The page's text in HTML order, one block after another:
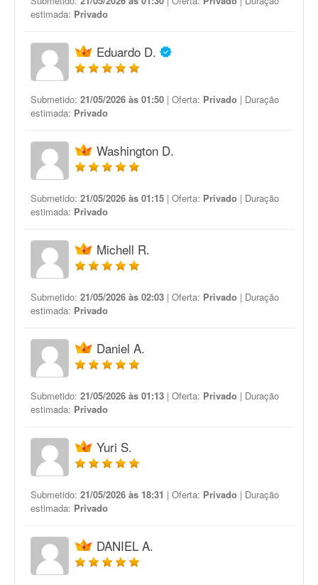
estimada: Privado
Eduardo D.
Submetido: 21/05/2026 às 01:50 | Oferta: Privado | Duração
estimada: Privado
Washington D.
Submetido: 21/05/2026 às 01:15 | Oferta: Privado | Duração
estimada: Privado
Michell R.
Submetido: 21/05/2026 às 02:03 | Oferta: Privado | Duração
estimada: Privado
Daniel A.
Submetido: 21/05/2026 às 01:13 | Oferta: Privado | Duração
estimada: Privado
Yuri S.
Submetido: 21/05/2026 às 18:31 | Oferta: Privado | Duração
estimada: Privado
DANIEL A.